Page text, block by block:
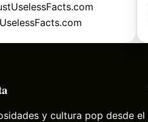
y cultura pop desde el